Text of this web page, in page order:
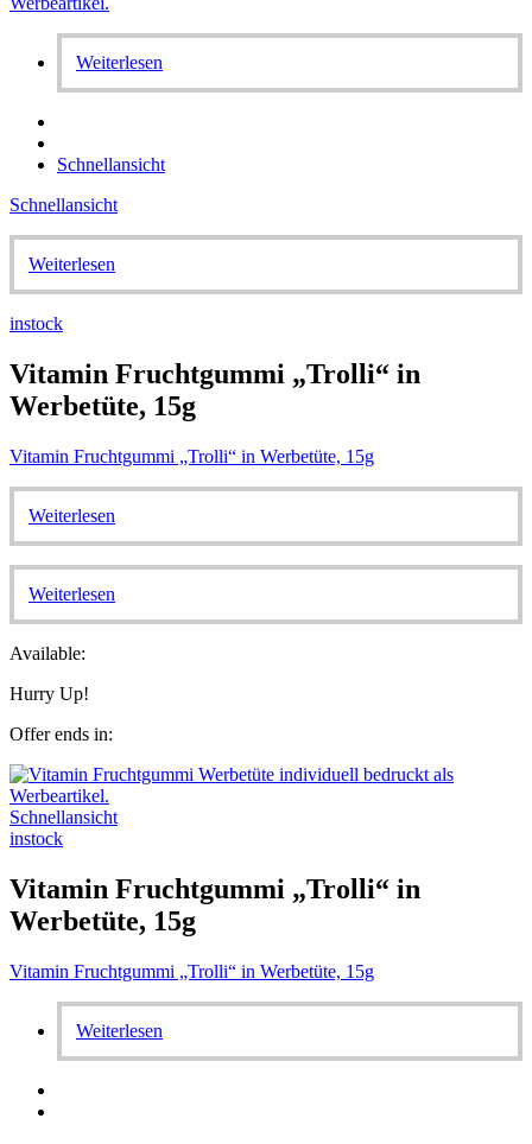
Weiterlesen
Schnellansicht
Schnellansicht
Weiterlesen
instock
Vitamin Fruchtgummi „Trolli“ in
Werbetüte, 15g
Vitamin Fruchtgummi „Trolli“ in Werbetüte, 15g
Weiterlesen
Weiterlesen
Available:
Hurry Up!
Offer ends in:
Schnellansicht
instock
Vitamin Fruchtgummi „Trolli“ in
Werbetüte, 15g
Vitamin Fruchtgummi „Trolli“ in Werbetüte, 15g
Weiterlesen